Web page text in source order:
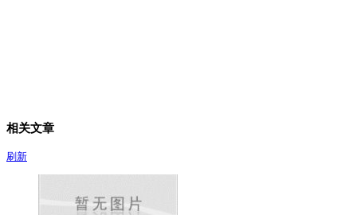
相关文章
刷新